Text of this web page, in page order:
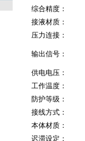
综合精度：
接液材质：
压力连接：
输出信号：
供电电压：
工作温度：
防护等级：
接线方式：
本体材质：
迟滞设定：